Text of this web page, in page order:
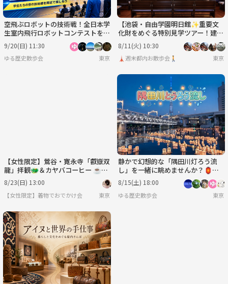
空飛ぶロボットの技術戦！全日本学
生室内飛行ロボットコンテストを観
戦しよう
9/20(日) 11:30
ゆる歴史散歩会 東京
【池袋・自由学園明日館✨重要文
化財をめぐる特別見学ツアー！建築
好き歓迎／
8/11(火) 10:30
🗼週末都内お散歩会🚶 東京
【女性限定】鶯谷・寛永寺「叡嶽双
龍」拝観🐲＆カヤバコーヒー ☕️✨
（百名店2026）
8/23(日) 13:00
【女性限定】着物でおでかけ会 東京
静かで幻想的な「隅田川灯ろう流
し」を一緒に眺めませんか？🏮🏮
🌙
8/15(土) 18:00
ゆる歴史散歩会 東京